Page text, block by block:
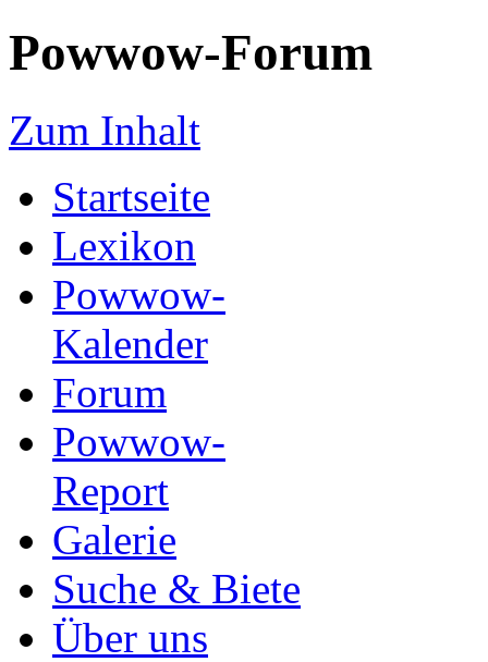
Powwow-Forum
Zum Inhalt
Startseite
Lexikon
Powwow-
Kalender
Forum
Powwow-
Report
Galerie
Suche & Biete
Über uns